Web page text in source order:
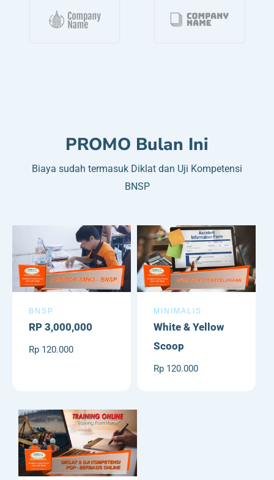
PROMO Bulan Ini
Biaya sudah termasuk Diklat dan Uji Kompetensi
BNSP
BNSP
RP 3,000,000
Rp 120.000
MINIMALIS
White & Yellow
Scoop
Rp 120.000